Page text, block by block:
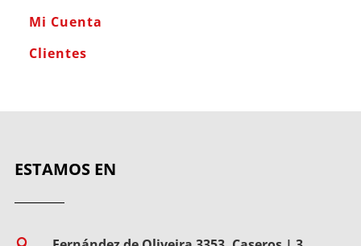
Mi Cuenta
Clientes
ESTAMOS EN